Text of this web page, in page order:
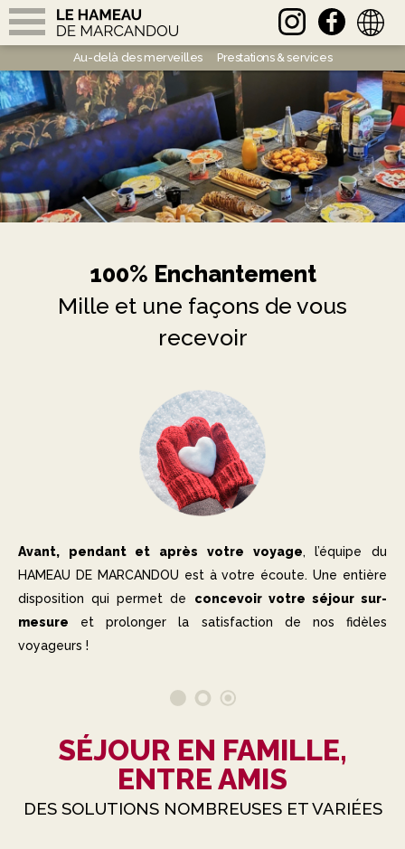
RÉSERVATION
LES CHALETS
Le Hameau
Chalet Sisimiut
Chalet Ilulissat
Chalet Ikamiut
Au-delà des merveilles
Prestations & services
Mille et une possibilités
Accéder au Hameau
Nous contacter
english
Au-delà des merveilles Prestations & services
Mille et une possibilités À propos de nous
100% Enchantement
Mille et une façons de vous
recevoir
Avant, pendant et après votre voyage, l’équipe du
HAMEAU DE MARCANDOU est à votre écoute. Une entière
disposition qui permet de concevoir votre séjour sur-
mesure et prolonger la satisfaction de nos fidèles
voyageurs !
SÉJOUR EN FAMILLE,
ENTRE AMIS
DES SOLUTIONS NOMBREUSES ET VARIÉES